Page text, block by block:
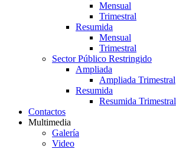
Mensual
Trimestral
Resumida
Mensual
Trimestral
Sector Público Restringido
Ampliada
Ampliada Trimestral
Resumida
Resumida Trimestral
Contactos
Multimedia
Galería
Video